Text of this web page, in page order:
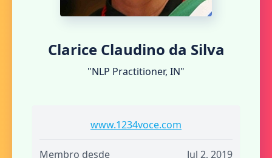
Clarice Claudino da Silva
"NLP Practitioner, IN"
www.1234voce.com
Membro desde Jul 2, 2019